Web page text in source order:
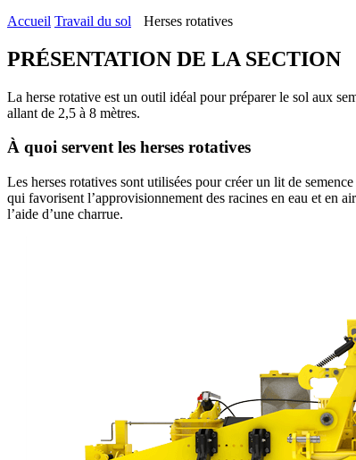
Accueil Travail du sol Herses rotatives
PRÉSENTATION DE LA SECTION
La herse rotative est un outil idéal pour préparer le sol aux
allant de 2,5 à 8 mètres.
À quoi servent les herses rotatives
Les herses rotatives sont utilisées pour créer un lit de
qui favorisent l’approvisionnement des racines en eau et en
l’aide d’une charrue.